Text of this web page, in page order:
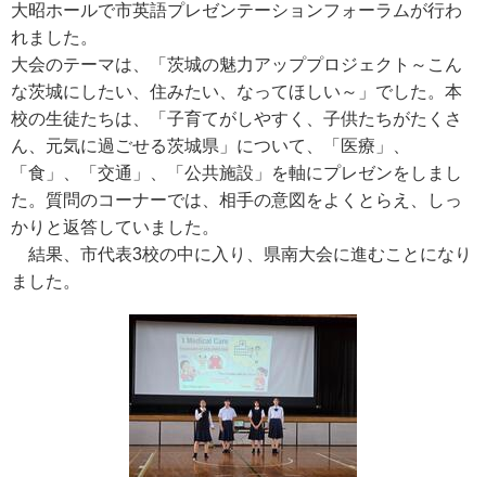
大昭ホールで市英語プレゼンテーションフォーラムが行わ
れました。
大会のテーマは、「茨城の魅力アッププロジェクト～こん
な茨城にしたい、住みたい、なってほしい～」でした。本
校の生徒たちは、「子育てがしやすく、子供たちがたくさ
ん、元気に過ごせる茨城県」について、「医療」、
「食」、「交通」、「公共施設」を軸にプレゼンをしまし
た。質問のコーナーでは、相手の意図をよくとらえ、しっ
かりと返答していました。
結果、市代表3校の中に入り、県南大会に進むことになり
ました。